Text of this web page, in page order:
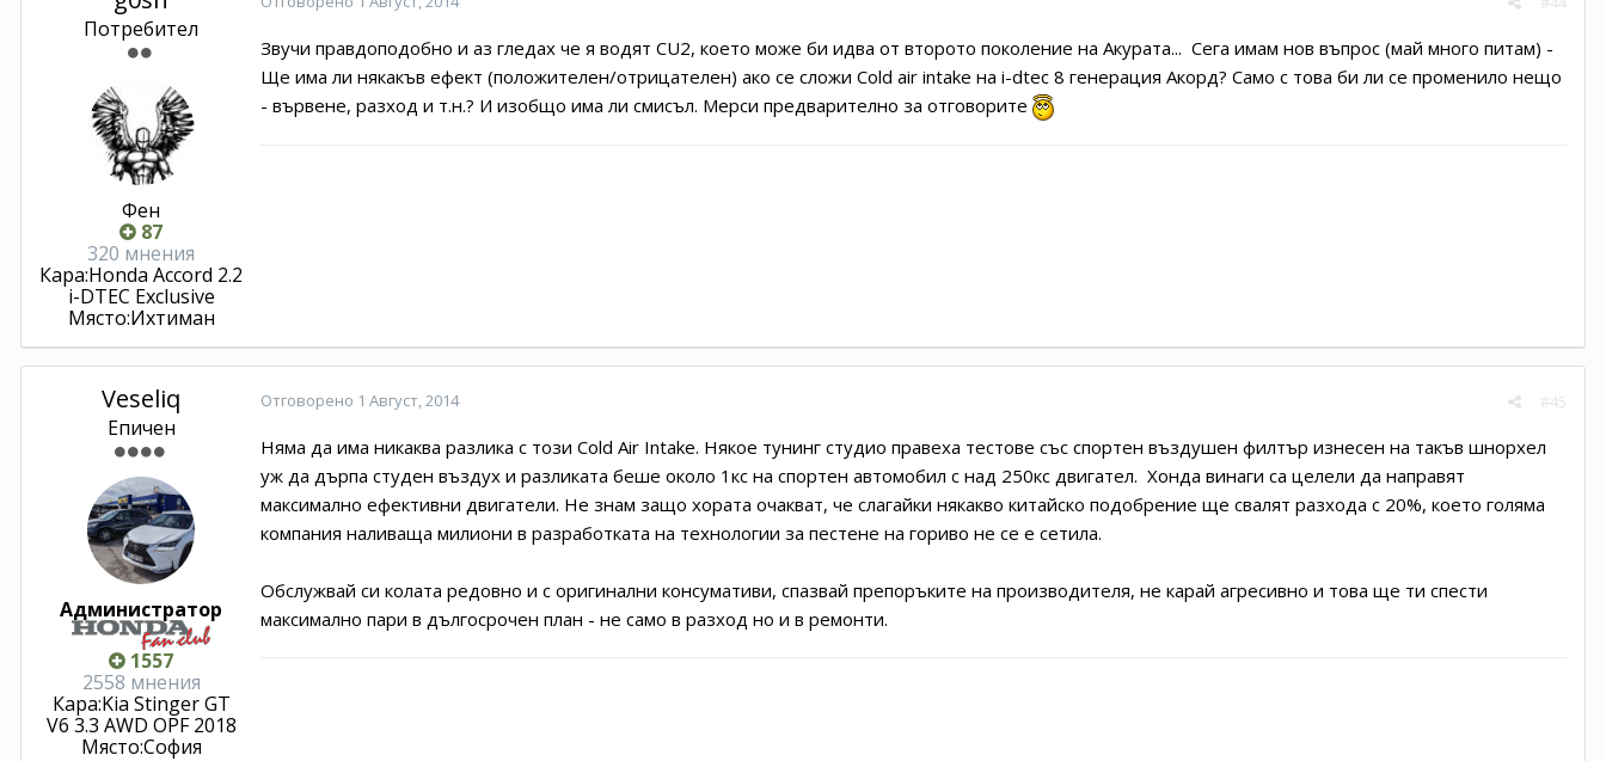
Потребител
Фен
87
320 мнения
Кара:Honda Accord 2.2
i-DTEC Exclusive
Място:Ихтиман
Звучи правдоподобно и аз гледах че я водят CU2, което може би идва от второто поколение на Акурата... Сега имам нов въпрос (май много питам) -
Ще има ли някакъв ефект (положителен/отрицателен) ако се сложи Cold air intake на i-dtec 8 генерация Акорд? Само с това би ли се променило нещо
- вървене, разход и т.н.? И изобщо има ли смисъл. Мерси предварително за отговорите
Veseliq
Епичен
Администратор
1557
2558 мнения
Кара:Kia Stinger GT
V6 3.3 AWD OPF 2018
Място:София
#45
Отговорено 1 Август, 2014
Няма да има никаква разлика с този Cold Air Intake. Някое тунинг студио правеха тестове със спортен въздушен филтър изнесен на такъв шнорхел
уж да дърпа студен въздух и разликата беше около 1кс на спортен автомобил с над 250кс двигател. Хонда винаги са целели да направят
максимално ефективни двигатели. Не знам защо хората очакват, че слагайки някакво китайско подобрение ще свалят разхода с 20%, което голяма
компания наливаща милиони в разработката на технологии за пестене на гориво не се е сетила.
Обслужвай си колата редовно и с оригинални консумативи, спазвай препоръките на производителя, не карай агресивно и това ще ти спести
максимално пари в дългосрочен план - не само в разход но и в ремонти.